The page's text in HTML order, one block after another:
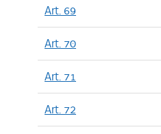
Art. 69
Art. 70
Art. 71
Art. 72